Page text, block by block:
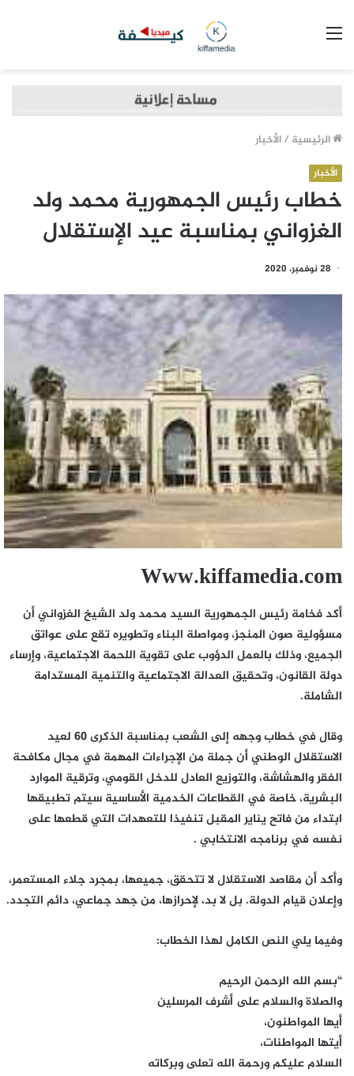
الرئيسية /الأخبار
الأخبار
خطاب رئيس الجمهورية محمد ولد
الغزواني بمناسبة عيد الإستقلال
28 نوفمبر، 2020
Www.kiffamedia.com
أكد فخامة رئيس الجمهورية السيد محمد ولد الشيخ الغزواني أن
مسؤولية صون المنجز، ومواصلة البناء وتطويره تقع على عواتق
الجميع، وذلك بالعمل الدؤوب على تقوية اللحمة الاجتماعية، وإرساء
دولة القانون، وتحقيق العدالة الاجتماعية والتنمية المستدامة
الشاملة.
وقال في خطاب وجهه إلى الشعب بمناسبة الذكرى 60 لعيد
الاستقلال الوطني أن جملة من الإجراءات المهمة في مجال مكافحة
الفقر والهشاشة، والتوزيع العادل للدخل القومي، وترقية الموارد
البشرية، خاصة في القطاعات الخدمية الأساسية سيتم تطبيقها
ابتداء من فاتح يناير المقبل تنفيذا للتعهدات التي قطعها على
نفسه في برنامجه الانتخابي .
وأكد أن مقاصد الاستقلال لا تتحقق، جميعها، بمجرد جلاء المستعمر،
وإعلان قيام الدولة. بل لا بد، لإحرازها، من جهد جماعي، دائم التجدد.
وفيما يلي النص الكامل لهذا الخطاب:
“بسم الله الرحمن الرحيم
والصلاة والسلام على أشرف المرسلين
أيها المواطنون،
أيتها المواطنات،
السلام عليكم ورحمة الله تعلى وبركاته